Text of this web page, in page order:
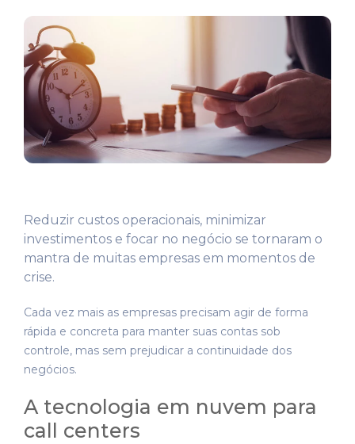
Reduzir custos operacionais, minimizar
investimentos e focar no negócio se tornaram o
mantra de muitas empresas em momentos de
crise.
Cada vez mais as empresas precisam agir de forma
rápida e concreta para manter suas contas sob
controle, mas sem prejudicar a continuidade dos
negócios.
A tecnologia em nuvem para
call centers